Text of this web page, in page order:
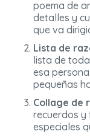
poema de
detalles y
que va
Lista de
lista de
esa
pequeñas
Collage de
recuerdos y
especiales